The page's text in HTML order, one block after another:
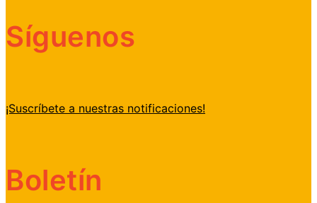
Síguenos
¡Suscríbete a nuestras notificaciones!
Boletín